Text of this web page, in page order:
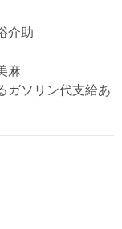
介助
麻
ガソリン代支給あ